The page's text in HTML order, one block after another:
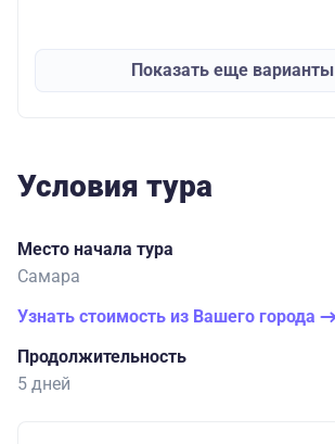
Показать еще варианты
Условия тура
Место начала тура
Самара
Узнать стоимость из Вашего города
Продолжительность
5 дней